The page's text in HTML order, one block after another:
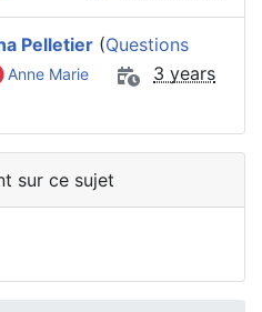
Pelletier (Questions
Anne Marie
3 years
sur ce sujet